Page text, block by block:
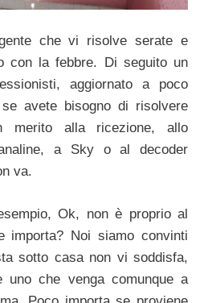
che vi risolve serate e
con la febbre. Di seguito un
aggiornato a poco
avete bisogno di risolvere
merito alla ricezione, allo
a Sky o al decoder
va.
Ok, non è proprio al
importa? Noi siamo convinti
sotto casa non vi soddisfa,
uno che venga comunque a